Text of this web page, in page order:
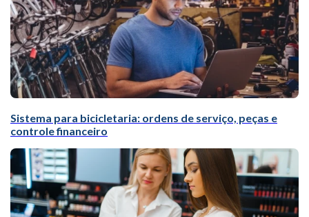
Sistema para bicicletaria: ordens de serviço, peças e
controle financeiro